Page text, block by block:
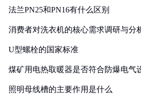
法兰PN25和PN16有什么区别
消费者对洗衣机的核心需求调研与分
U型螺栓的国家标准
煤矿用电热取暖器是否符合防爆电气
照明母线槽的主要作用是什么